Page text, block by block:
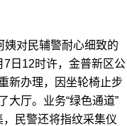
对民辅警耐心细致的
日12时许，金普新区公
新办理，因坐轮椅止步
大厅。业务“绿色通道”
，民警还将指纹采集仪